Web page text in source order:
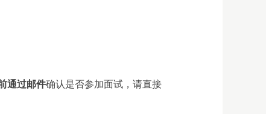
通过邮件确认是否参加面试，请直接